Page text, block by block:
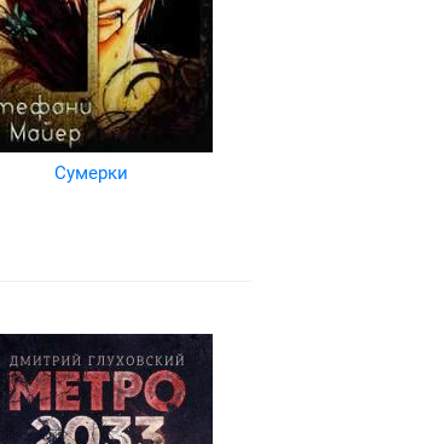
Сумерки